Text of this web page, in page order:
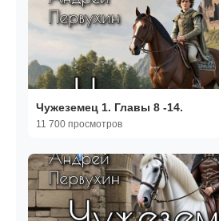
Чужеземец 1. Главы 8 -14.
11 700 просмотров